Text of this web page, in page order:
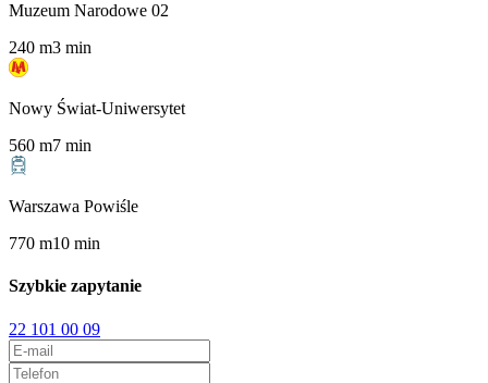
Muzeum Narodowe 02
240 m3 min
Nowy Świat-Uniwersytet
560 m7 min
Warszawa Powiśle
770 m10 min
Szybkie zapytanie
22 101 00 09